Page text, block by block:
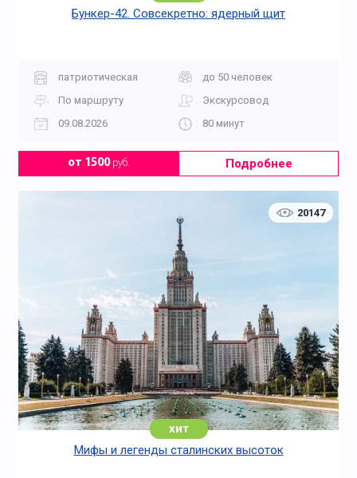
Бункер-42. Совсекретно: ядерный щит
патриотическая
до 50 человек
По маршруту
Экскурсовод
09.08.2026
80 минут
от 1500руб. Подробнее
20147
хит
Мифы и легенды сталинских высоток